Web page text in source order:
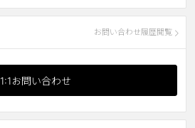
1:1お問い合わせ
お問い合わせ履歴閲覧